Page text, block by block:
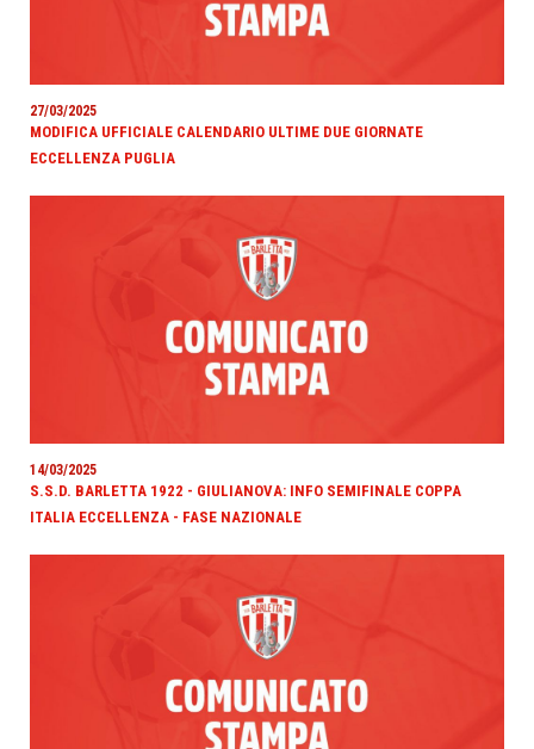
27/03/2025
MODIFICA UFFICIALE CALENDARIO ULTIME DUE GIORNATE
ECCELLENZA PUGLIA
14/03/2025
S.S.D. BARLETTA 1922 - GIULIANOVA: INFO SEMIFINALE COPPA
ITALIA ECCELLENZA - FASE NAZIONALE